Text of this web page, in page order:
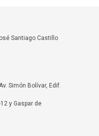
Santiago Castillo
Simón Bolívar, Edif.
y Gaspar de